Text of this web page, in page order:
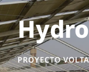
PROYECTO